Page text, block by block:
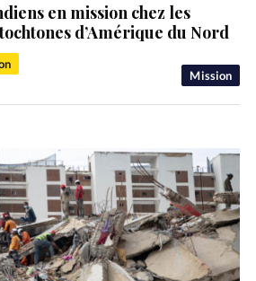
Mission
en mission chez les
d’Amérique du Nord